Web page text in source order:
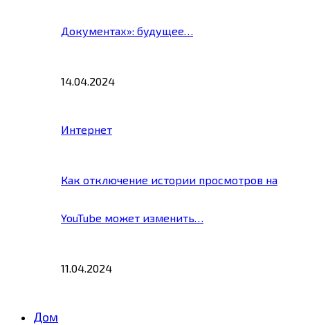
Документах»: будущее…
14.04.2024
Интернет
Как отключение истории просмотров на
YouTube может изменить…
11.04.2024
Дом